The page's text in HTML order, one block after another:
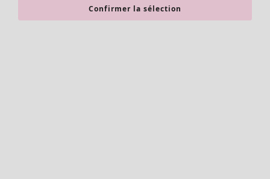
Confirmer la sélection